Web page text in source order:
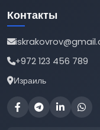
Контакты
+972 123 456 789
Израиль